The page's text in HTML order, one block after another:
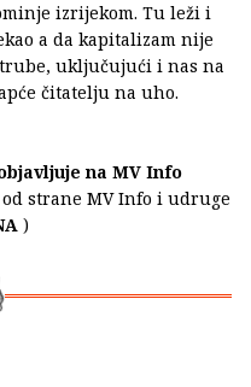
izrijekom. Tu leži i
a da kapitalizam nije
uključujući i nas na
čitatelju na uho.
na MV Info
strane MV Info i udruge
)